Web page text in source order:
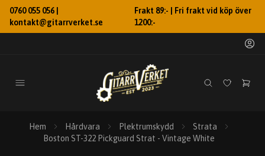
0760 055 056 |
kontakt@gitarrverket.se
Frakt 89:- | Fri frakt vid köp över
1200:-
Hem Hårdvara Plektrumskydd
Strata
Boston ST-322 Pickguard Strat - Vintage White